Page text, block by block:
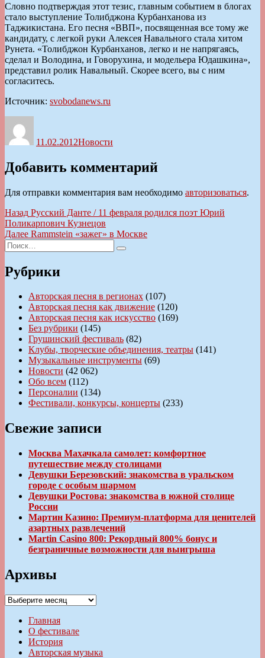
Словно подтверждая этот тезис, главным событием в блогах
стало выступление Толибджона Курбанханова из
Таджикистана. Его песня «ВВП», посвященная все тому же
кандидату, с легкой руки Алексея Навального стала хитом
Рунета. «Толибджон Курбанханов, легко и не напрягаясь,
сделал и Володина, и Говорухина, и модельера Юдашкина»,
представил ролик Навальный. Скорее всего, вы с ним
согласитесь.
Источник: svobodanews.ru
11.02.2012Новости
Добавить комментарий
Для отправки комментария вам необходимо авторизоваться.
Навигация
по
записям
Назад Предыдущая
запись:
Русский Данте / 11 февраля родился поэт Юрий
Поликарпович Кузнецов
Далее Следующая
Rammstein «зажег» в Москве
Искать:
Поиск
Рубрики
Авторская песня в регионах (107)
Авторская песня как движение (120)
Авторская песня как искусство (169)
Без рубрики (145)
Грушинский фестиваль (82)
Клубы, творческие объединения, театры (141)
Музыкальные инструменты (69)
Новости (42 062)
Обо всем (112)
Персоналии (134)
Фестивали, конкурсы, концерты (233)
Свежие записи
Москва Махачкала самолет: комфортное
путешествие между столицами
Девушки Березовский: знакомства в уральском
городе с особым шармом
Девушки Ростова: знакомства в южной столице
России
Мартин Казино: Премиум-платформа для ценителей
азартных развлечений
Martin Casino 800: Рекордный 800% бонус и
безграничные возможности для выигрыша
Архивы
Архивы
Главная
О фестивале
История
Авторская музыка